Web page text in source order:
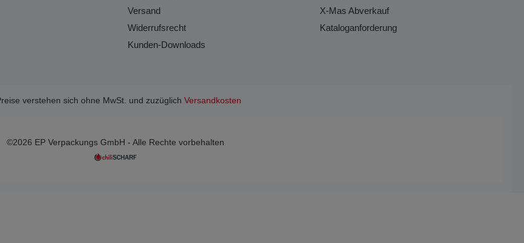
Versand
Widerrufsrecht
Kunden-Downloads
X-Mas Abverkauf
Kataloganforderung
verstehen sich ohne MwSt. und zuzüglich Versandkosten
©2026 EP Verpackungs GmbH - Alle Rechte vorbehalten